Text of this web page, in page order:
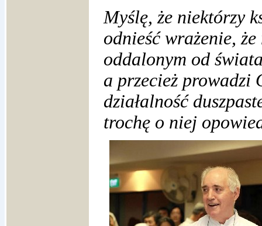
Myślę, że niektórzy
odnieść wrażenie,
oddalonym od
a przecież prowadzi
działalność
trochę o niej